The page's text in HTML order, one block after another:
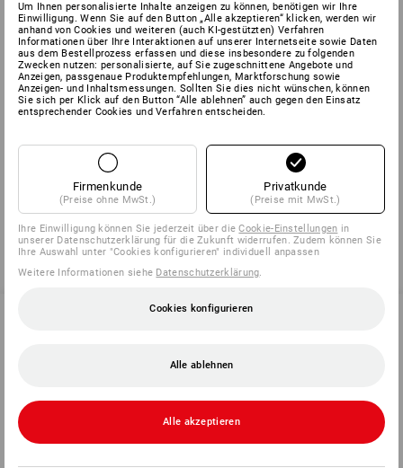
SET BESTEHEND AUS:
1xStichsägeblätter-Sortimente für Holz
Ausführung: 5er Pack
Details
Metall
Ausführung: 5er Pack
Details
!!! Saisonartikel !!! Lieferung nur solange Vorrat reicht !!!
Um Ihnen personalisierte Inhalte anzeigen zu können, benötigen wir Ihre
Einwilligung. Wenn Sie auf den Button „Alle akzeptieren“ klicken, werden wir
anhand von Cookies und weiteren (auch KI-gestützten) Verfahren
Informationen über Ihre Interaktionen auf unserer Internetseite sowie Daten
aus dem Bestellprozess erfassen und diese insbesondere zu folgenden
Zwecken nutzen: personalisierte, auf Sie zugeschnittene Angebote und
Anzeigen, passgenaue Produktempfehlungen, Marktforschung sowie
Anzeigen- und Inhaltsmessungen. Sollten Sie dies nicht wünschen, können
Sie sich per Klick auf den Button “Alle ablehnen” auch gegen den Einsatz
entsprechender Cookies und Verfahren entscheiden.
Firmenkunde
(Preise ohne MwSt.)
Privatkunde
(Preise mit MwSt.)
Ihre Einwilligung können Sie jederzeit über dieCookie-Einstellungen in
unserer Datenschutzerklärung für die Zukunft widerrufen. Zudem können Sie
Ihre Auswahl unter "Cookies konfigurieren" individuell anpassen
Weitere Informationen siehe Datenschutzerklärung.
Cookies konfigurieren
Alle ablehnen
Alle akzeptieren